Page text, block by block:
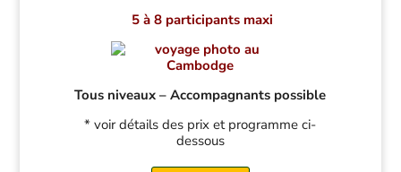
5 à 8 participants maxi
Tous niveaux – Accompagnants possible
* voir détails des prix et programme ci-
dessous